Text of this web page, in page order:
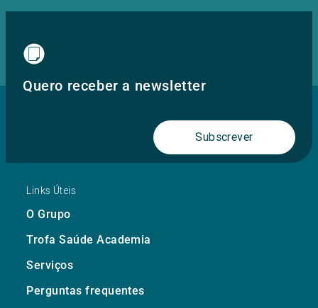
Quero receber a newsletter
Subscrever
Links Úteis
O Grupo
Trofa Saúde Academia
Serviços
Perguntas frequentes